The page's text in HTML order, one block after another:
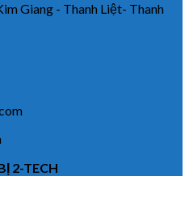
Giang - Thanh Liệt- Thanh
2-TECH